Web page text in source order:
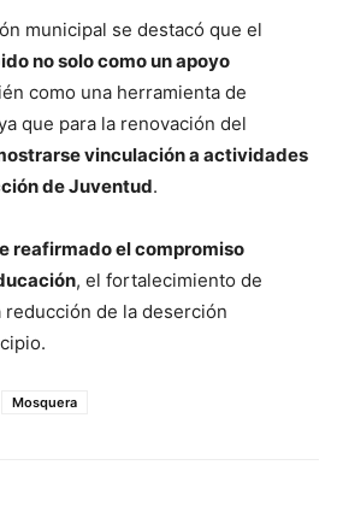
municipal se destacó que el
no solo como un apoyo
como una herramienta de
que para la renovación del
vinculación a actividades
de Juventud.
reafirmado el compromiso
, el fortalecimiento de
de la deserción
Mosquera